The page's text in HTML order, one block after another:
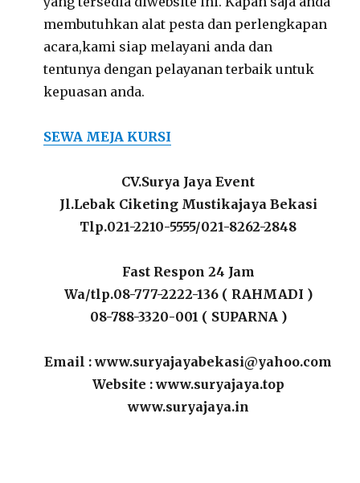
membutuhkan alat pesta dan perlengkapan
acara,kami siap melayani anda dan
tentunya dengan pelayanan terbaik untuk
kepuasan anda.
SEWA MEJA KURSI
CV.Surya Jaya Event
Jl.Lebak Ciketing Mustikajaya Bekasi
Tlp.021-2210-5555/021-8262-2848
Fast Respon 24 Jam
Wa/tlp.08-777-2222-136 ( RAHMADI )
08-788-3320-001 ( SUPARNA )
Email : www.suryajayabekasi@yahoo.com
Website : www.suryajaya.top
www.suryajaya.in